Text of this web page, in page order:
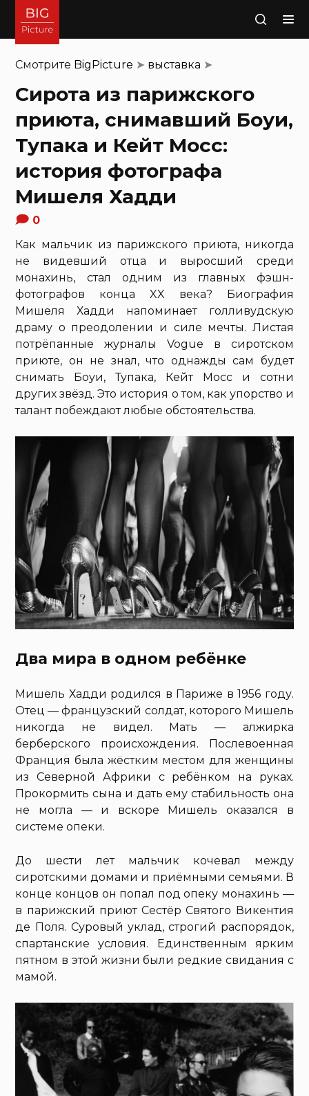
Поиск
Смотрите BigPicture ➤ выставка ➤
Сирота из парижского
приюта, снимавший Боуи,
Тупака и Кейт Мосс:
история фотографа
Мишеля Хадди
0
Как мальчик из парижского приюта, никогда
не видевший отца и выросший среди
монахинь, стал одним из главных фэшн-
фотографов конца XX века? Биография
Мишеля Хадди напоминает голливудскую
драму о преодолении и силе мечты. Листая
потрёпанные журналы Vogue в сиротском
приюте, он не знал, что однажды сам будет
снимать Боуи, Тупака, Кейт Мосс и сотни
других звёзд. Это история о том, как упорство и
талант побеждают любые обстоятельства.
Два мира в одном ребёнке
Мишель Хадди родился в Париже в 1956 году.
Отец — французский солдат, которого Мишель
никогда не видел. Мать — алжирка
берберского происхождения. Послевоенная
Франция была жёстким местом для женщины
из Северной Африки с ребёнком на руках.
Прокормить сына и дать ему стабильность она
не могла — и вскоре Мишель оказался в
системе опеки.
До шести лет мальчик кочевал между
сиротскими домами и приёмными семьями. В
конце концов он попал под опеку монахинь —
в парижский приют Сестёр Святого Викентия
де Поля. Суровый уклад, строгий распорядок,
спартанские условия. Единственным ярким
пятном в этой жизни были редкие свидания с
мамой.